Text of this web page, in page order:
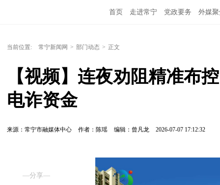
首页 走进常宁 党政要务 外媒
当前位置: 常宁新闻网 > 部门动态 > 正文
【视频】连夜劝阻精准布
电诈资金
来源：常宁市融媒体中心 作者：陈瑶 编辑：曾凡龙 2026-07-07 17:12:32
—分享—